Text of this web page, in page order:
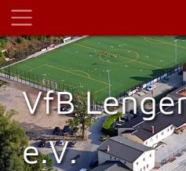
VfB
e.V.